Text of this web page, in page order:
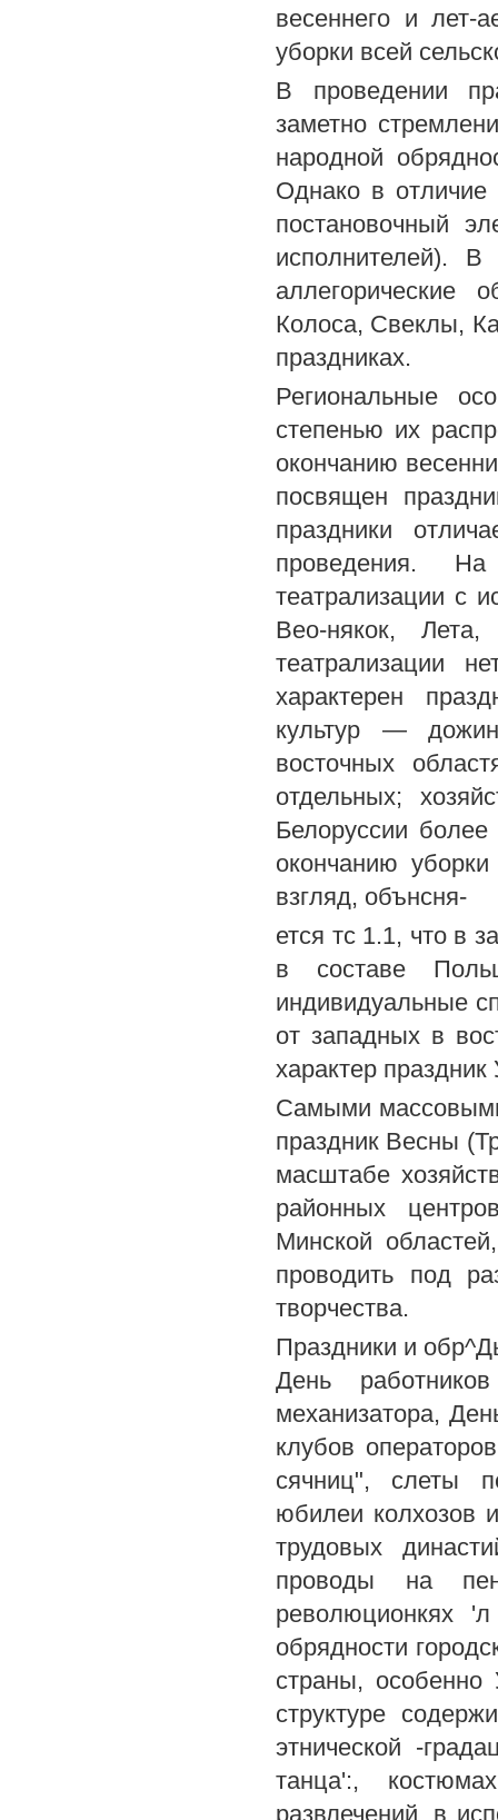
весеннего и лет-
уборки всей
В проведении
заметно
народной
Однако в отличие
постановочный
исполнителей). В
Колоса, Свеклы,
праздниках.
Региональные
степенью их
окончанию
посвящен
праздники
проведения.
театрализации с
Вео-някок,
театрализации
характерен
культур —
восточных
отдельных;
Белоруссии
окончанию
взгляд, обънсня-
ется тс 1.1, что в
в составе
индивидуальные
от западных в
характер
Самыми
праздник Весны
масштабе
районных
Минской
проводить под
творчества.
Праздники и
День
механизатора,
клубов
сячниц", слеты
юбилеи колхозов
трудовых
проводы на
революционкях
обрядности
страны,
структуре
этнической -
танца':,
развлечений, в